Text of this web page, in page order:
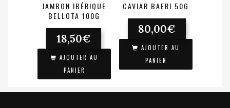
JAMBON IBÉRIQUE
BELLOTA 100G
18,50€
AJOUTER AU
PANIER
CAVIAR BAERI 50G
80,00€
AJOUTER AU
PANIER